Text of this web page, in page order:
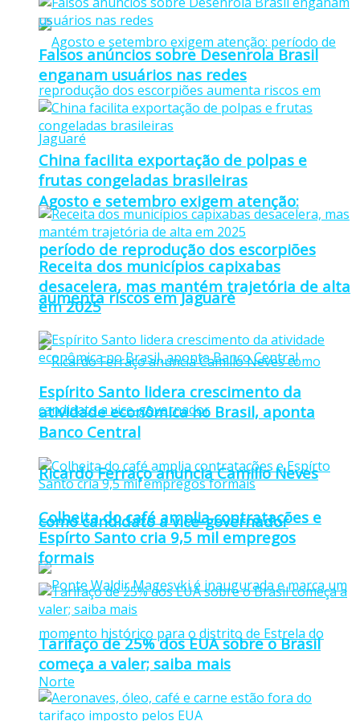
Agosto e setembro exigem atenção:
período de reprodução dos escorpiões
aumenta riscos em Jaguaré
Ricardo Ferraço anuncia Camillo Neves
como candidato a vice-governador
Falsos anúncios sobre Desenrola Brasil
enganam usuários nas redes
China facilita exportação de polpas e
frutas congeladas brasileiras
Receita dos municípios capixabas
desacelera, mas mantém trajetória de alta
em 2025
Espírito Santo lidera crescimento da
atividade econômica no Brasil, aponta
Banco Central
Colheita do café amplia contratações e
Espírto Santo cria 9,5 mil empregos
formais
Tarifaço de 25% dos EUA sobre o Brasil
começa a valer; saiba mais